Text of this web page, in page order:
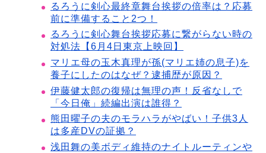
るろうに剣心最終章舞台挨拶の倍率は？応募
前に準備すること2つ！
るろうに剣心舞台挨拶応募に繋がらない時の
対処法【6月4日東京上映回】
マリエ母の玉木真理が孫(マリエ姉の息子)を
養子にしたのはなぜ？逮捕歴が原因？
伊藤健太郎の復帰は無理の声！反省なしで
「今日俺」続編出演は誰得？
熊田曜子の夫のモラハラがやばい！子供3人
は多産DVの証拠？
浅田舞の美ボディ維持のナイトルーティンや